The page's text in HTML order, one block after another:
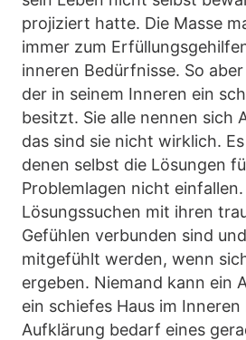
projiziert hatte. Die Masse
immer zum
inneren Bedürfnisse. So
der in seinem Inneren ein
besitzt. Sie alle nennen sich
das sind sie nicht wirklich.
denen selbst die Lösungen
Problemlagen nicht einfallen.
Lösungssuchen mit ihren
Gefühlen verbunden sind
mitgefühlt werden, wenn
ergeben. Niemand kann ein
ein schiefes Haus im Inneren
Aufklärung bedarf eines